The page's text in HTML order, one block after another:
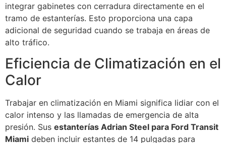
integrar gabinetes con cerradura directamente en el
tramo de estanterías. Esto proporciona una capa
adicional de seguridad cuando se trabaja en áreas de
alto tráfico.
Eficiencia de Climatización en el
Calor
Trabajar en climatización en Miami significa lidiar con el
calor intenso y las llamadas de emergencia de alta
presión. Sus estanterías Adrian Steel para Ford Transit
Miami deben incluir estantes de 14 pulgadas para